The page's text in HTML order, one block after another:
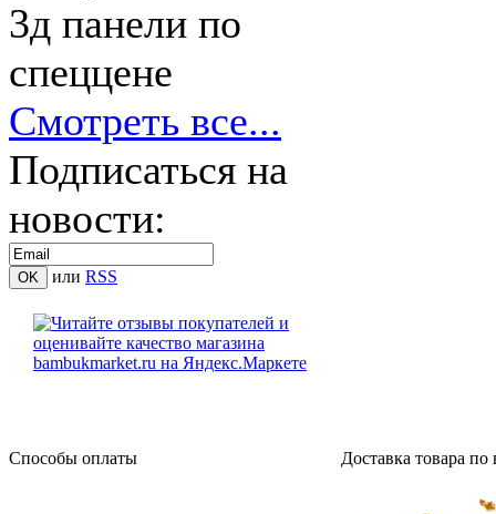
3д панели по
спеццене
Смотреть все...
Подписаться на
новости:
или RSS
Способы оплаты Доставка товара по